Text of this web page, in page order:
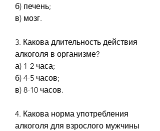
б) печень;
в) мозг.
3. Какова длительность действия
алкоголя в организме?
а) 1-2 часа;
б) 4-5 часов;
в) 8-10 часов.
4. Какова норма употребления
алкоголя для взрослого мужчины